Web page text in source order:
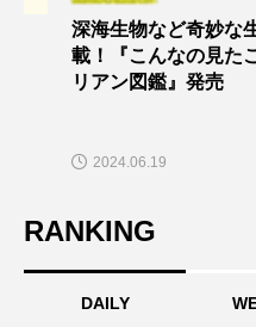
深海生物など奇妙な
載！『こんなの見た
リアン図鑑』発売
2024.06.19
RANKING
DAILY